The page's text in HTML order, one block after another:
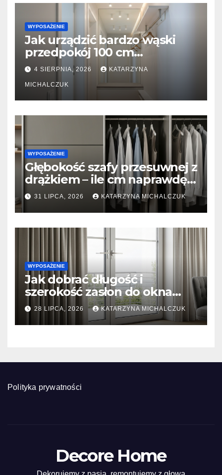
WYPOSAŻENIE
Jak urządzić bardzo wąski
przedpokój 100 cm
szerokości? Triki z lustrami i
płytkimi meblami
4 SIERPNIA, 2026 KATARZYNA
MICHALCZUK
WYPOSAŻENIE
Głębokość szafy przesuwnej z
drążkiem – ile cm naprawdę
potrzeba, żeby ubrania się nie
gniotły?
31 LIPCA, 2026 KATARZYNA MICHALCZUK
WYPOSAŻENIE
Jak dobrać długość i
szerokość zasłon do okna
tarasowego? Prosty
kalkulator marszczenia
28 LIPCA, 2026 KATARZYNA MICHALCZUK
Polityka prywatności
Decore Home